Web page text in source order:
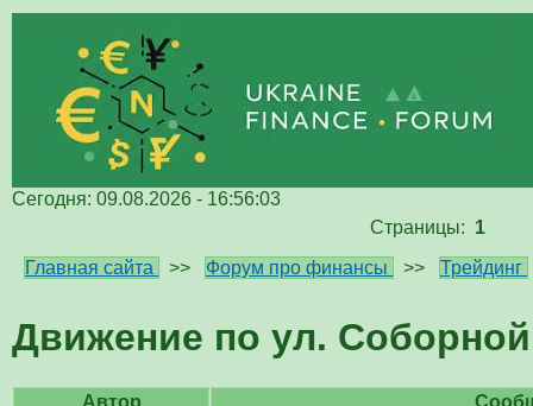
Сегодня: 09.08.2026 - 16:56:03
Страницы: 1
Главная сайта
>> Форум про финансы >> Трейдинг
Движение по ул. Соборнoй
Автор